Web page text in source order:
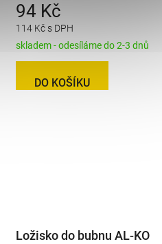
114 Kč s DPH
94 Kč
skladem - odesíláme do 2-3 dnů
DO KOŠÍKU
Ložisko do bubnu AL-KO